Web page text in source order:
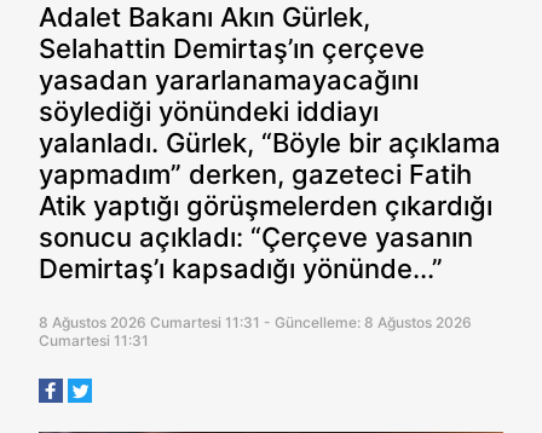
Adalet Bakanı Akın Gürlek,
Selahattin Demirtaş’ın çerçeve
yasadan yararlanamayacağını
söylediği yönündeki iddiayı
yalanladı. Gürlek, “Böyle bir açıklama
yapmadım” derken, gazeteci Fatih
Atik yaptığı görüşmelerden çıkardığı
sonucu açıkladı: “Çerçeve yasanın
Demirtaş’ı kapsadığı yönünde...”
8 Ağustos 2026 Cumartesi 11:31 - Güncelleme: 8 Ağustos 2026
Cumartesi 11:31